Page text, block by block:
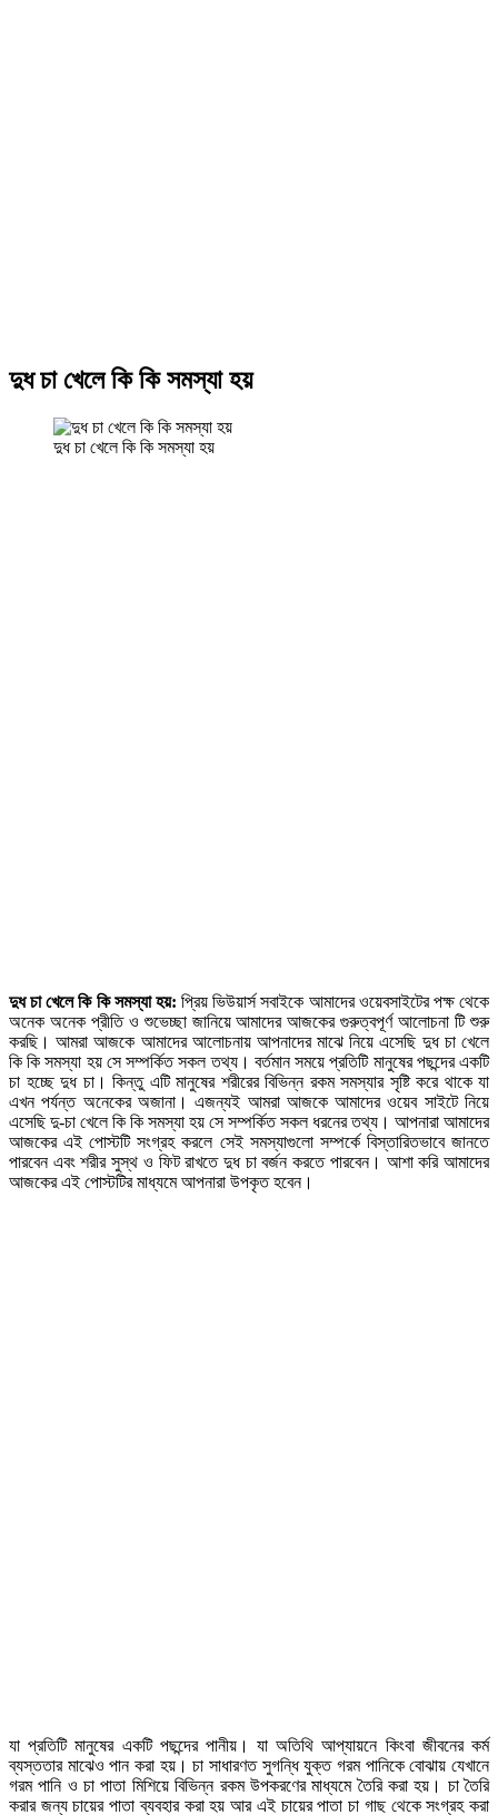
দুধ চা খেলে কি কি সমস্যা হয়
দুধ চা খেলে কি কি সমস্যা হয়
দুধ চা খেলে কি কি সমস্যা হয়: প্রিয় ভিউয়ার্স সবাইকে আমাদের ওয়েবসাইটের পক্ষ থেকে
অনেক অনেক প্রীতি ও শুভেচ্ছা জানিয়ে আমাদের আজকের গুরুত্বপূর্ণ আলোচনা টি শুরু
করছি। আমরা আজকে আমাদের আলোচনায় আপনাদের মাঝে নিয়ে এসেছি দুধ চা খেলে
কি কি সমস্যা হয় সে সম্পর্কিত সকল তথ্য। বর্তমান সময়ে প্রতিটি মানুষের পছন্দের একটি
চা হচ্ছে দুধ চা। কিন্তু এটি মানুষের শরীরের বিভিন্ন রকম সমস্যার সৃষ্টি করে থাকে যা
এখন পর্যন্ত অনেকের অজানা। এজন্যই আমরা আজকে আমাদের ওয়েব সাইটে নিয়ে
এসেছি দু-চা খেলে কি কি সমস্যা হয় সে সম্পর্কিত সকল ধরনের তথ্য। আপনারা আমাদের
আজকের এই পোস্টটি সংগ্রহ করলে সেই সমস্যাগুলো সম্পর্কে বিস্তারিতভাবে জানতে
পারবেন এবং শরীর সুস্থ ও ফিট রাখতে দুধ চা বর্জন করতে পারবেন। আশা করি আমাদের
আজকের এই পোস্টটির মাধ্যমে আপনারা উপকৃত হবেন।
যা প্রতিটি মানুষের একটি পছন্দের পানীয়। যা অতিথি আপ্যায়নে কিংবা জীবনের কর্ম
ব্যস্ততার মাঝেও পান করা হয়। চা সাধারণত সুগন্ধি যুক্ত গরম পানিকে বোঝায় যেখানে
গরম পানি ও চা পাতা মিশিয়ে বিভিন্ন রকম উপকরণের মাধ্যমে তৈরি করা হয়। চা তৈরি
করার জন্য চায়ের পাতা ব্যবহার করা হয় আর এই চায়ের পাতা চা গাছ থেকে সংগ্রহ করা